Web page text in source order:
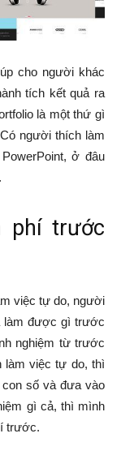
cho người khác
tích kết quả ra
là một thứ gì
người thích làm
ở đâu
phí trước
việc tự do, người
làm được gì trước
nghiệm từ trước
làm việc tự do, thì
con số và đưa vào
gì cả, thì mình
trước.